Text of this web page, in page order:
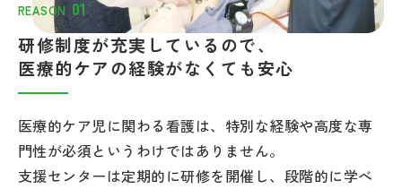
研修制度が充実しているので、
医療的ケアの経験がなくても安心
医療的ケア児に関わる看護は、特別な経験や高度な専
門性が必須というわけではありません。
支援センターは定期的に研修を開催し、段階的に学べ